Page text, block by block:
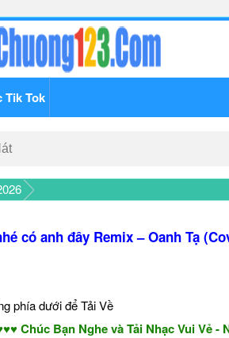
Tik Tok
có anh đây Remix – Oanh Tạ
phía dưới để Tải Về
Bạn Nghe và Tải Nhạc Vui Vẻ - Năm